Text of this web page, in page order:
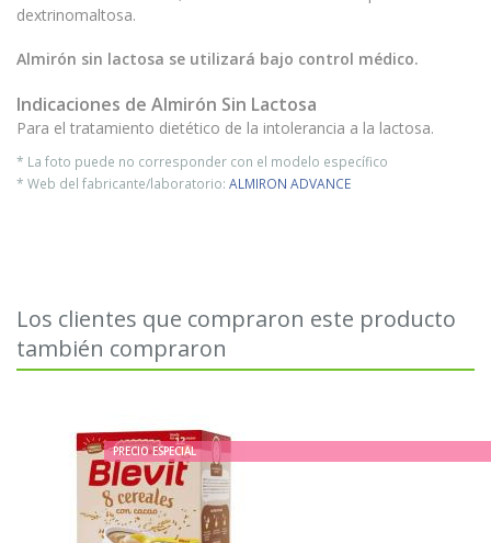
dextrinomaltosa.
Almirón sin lactosa se utilizará bajo control médico.
Indicaciones de Almirón Sin Lactosa
Para el tratamiento dietético de la intolerancia a la lactosa.
* La foto puede no corresponder con el modelo específico
* Web del fabricante/laboratorio: ALMIRON ADVANCE
Los clientes que compraron este producto
también compraron
PRECIO ESPECIAL